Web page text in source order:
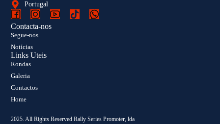
Portugal
Contacta-nos
Segue-nos
Notícias
Links Uteis
Rondas
Galeria
Contactos
Home
2025. All Rights Reserved Rally Series Promoter, lda